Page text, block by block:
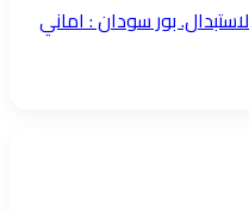
بور سودان : اماني